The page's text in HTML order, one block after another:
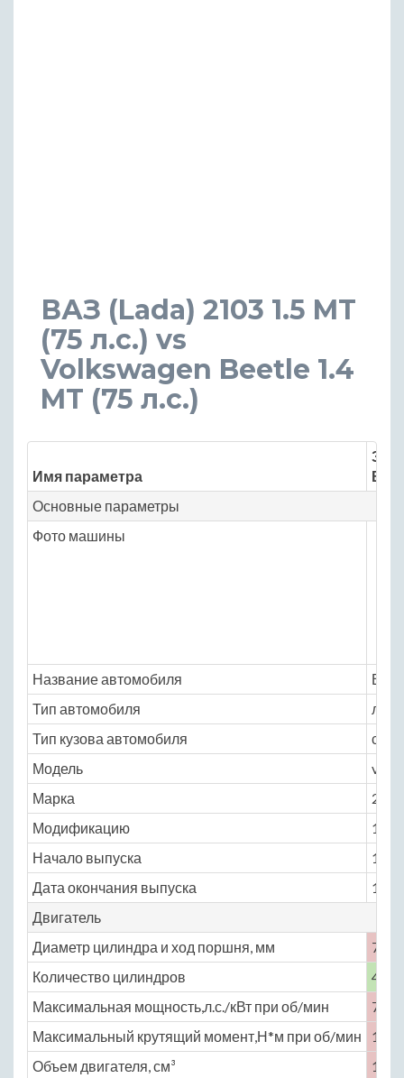
ВАЗ (Lada) 2103 1.5 MT
(75 л.с.) vs
Volkswagen Beetle 1.4
MT (75 л.с.)
Имя параметра
ВАЗ
Основные параметры
Фото машины
Название автомобиля
ВАЗ
Тип автомобиля
Тип кузова автомобиля
Модель
vaz
Марка
2103
Модификацию
1.5
Начало выпуска
1972
Дата окончания выпуска
1983
Двигатель
Диаметр цилиндра и ход поршня, мм
76 ×
Количество цилиндров
4
Максимальная мощность,л.с./кВт при об/мин
75 /
Максимальный крутящий момент,Н*м при об/мин
104
Объем двигателя, см³
1450